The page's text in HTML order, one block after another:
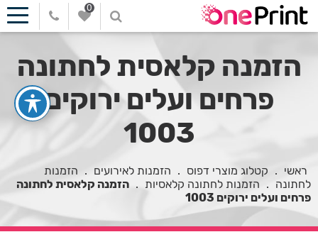
0
הזמנה קלאסית לחתונה
פרחים ועלים ירוקים
1003
ראשי . קטלוג מוצרי דפוס . הזמנות לאירועים . הזמנות
לחתונה . הזמנות לחתונה קלאסיות . הזמנה קלאסית לחתונה
פרחים ועלים ירוקים 1003